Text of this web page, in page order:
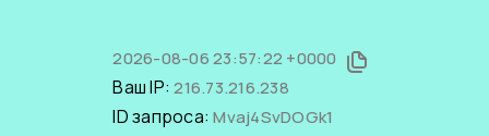
2026-08-06 23:57:22 +0000
Ваш IP:216.73.216.238
ID запроса:Mvaj4SvDOGk1